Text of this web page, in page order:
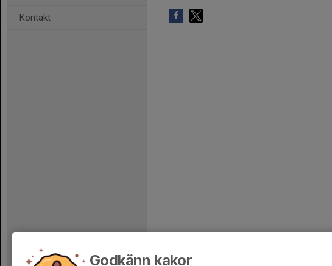
Kontakt
Godkänn kakor